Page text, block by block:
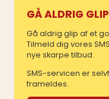
GÅ ALDRIG
Gå aldrig glip af et
Tilmeld dig vores
nye skarpe tilbud.
SMS-servicen er
frameldes.